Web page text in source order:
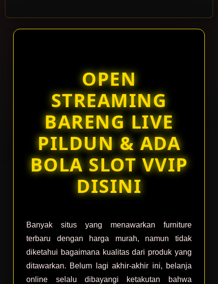
price
and a
OPEN
STREAMING
BARENG LIVE
PILDUN & ADA
BOLA SLOT VVIP
DISINI
Banyak situs yang menawarkan furniture
terbaru dengan harga murah, namun tidak
diketahui bagaimana kualitas dari produk yang
ditawarkan. Belum lagi akhir-akhir ini, belanja
online selalu dibayangi ketakutan bahwa